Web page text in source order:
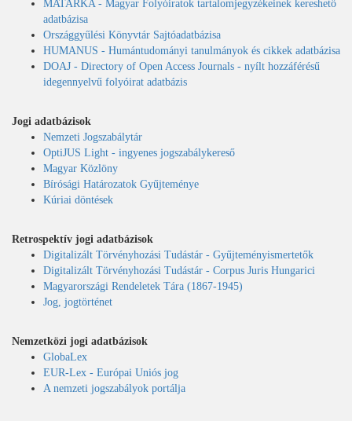
MATARKA - Magyar Folyóiratok tartalomjegyzékeinek kereshető
adatbázisa
Országgyűlési Könyvtár Sajtóadatbázisa
HUMANUS - Humántudományi tanulmányok és cikkek adatbázisa
DOAJ - Directory of Open Access Journals - nyílt hozzáférésű
idegennyelvű folyóirat adatbázis
Jogi adatbázisok
Nemzeti Jogszabálytár
OptiJUS Light - ingyenes jogszabálykereső
Magyar Közlöny
Bírósági Határozatok Gyűjteménye
Kúriai döntések
Retrospektív jogi adatbázisok
Digitalizált Törvényhozási Tudástár - Gyűjteményismertetők
Digitalizált Törvényhozási Tudástár - Corpus Juris Hungarici
Magyarországi Rendeletek Tára (1867-1945)
Jog, jogtörténet
Nemzetközi jogi adatbázisok
GlobaLex
EUR-Lex - Európai Uniós jog
A nemzeti jogszabályok portálja